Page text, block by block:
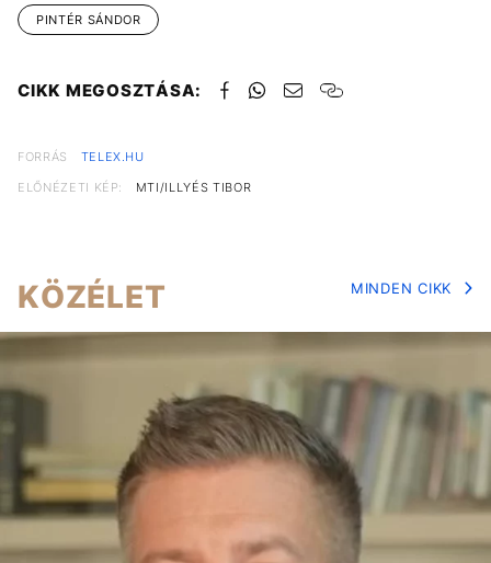
PINTÉR SÁNDOR
CIKK MEGOSZTÁSA:
FORRÁS
TELEX.HU
ELŐNÉZETI KÉP:
MTI/ILLYÉS TIBOR
KÖZÉLET MINDEN CIKK